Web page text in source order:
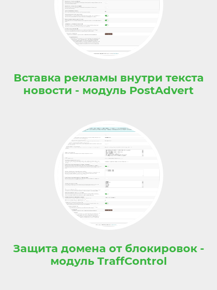
Вставка рекламы внутри текста
новости - модуль PostAdvert
Защита домена от блокировок -
модуль TraffControl